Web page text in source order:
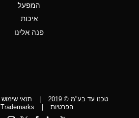
Aniline
D
המפעל
איכות
פנה אלינו
טכנו עד בע"מ © 2019 | תנאי שימוש
הפרטיות
|
Trademarks